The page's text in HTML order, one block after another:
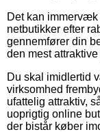
Det kan
netbutikker efter
gennemfører din
den mest attraktive
Du skal imidlertid
virksomhed
ufattelig attraktiv,
uoprigtig online
der bistår køber